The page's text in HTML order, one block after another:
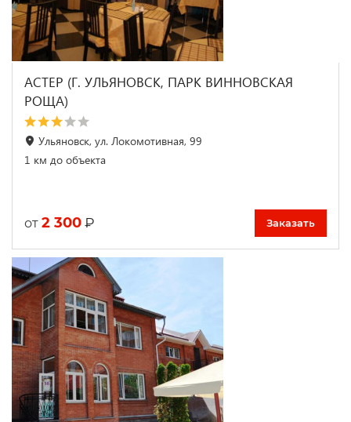
АСТЕР (Г. УЛЬЯНОВСК, ПАРК ВИННОВСКАЯ
РОЩА)
Ульяновск, ул. Локомотивная, 99
1 км до объекта
от 2 300 ₽ Заказать